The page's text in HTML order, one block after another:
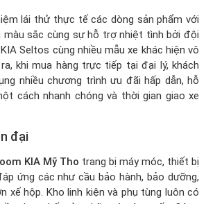
lái thử thực tế các dòng sản phẩm với
màu sắc cùng sự hỗ trợ nhiệt tình bởi đội
Seltos cùng nhiều mẫu xe khác hiện vô
khi mua hàng trực tiếp tại đại lý, khách
nhiều chương trình ưu đãi hấp dẫn, hỗ
cách nhanh chóng và thời gian giao xe
đại
KIA Mỹ Tho trang bị máy móc, thiết bị
ứng các như cầu bảo hành, bảo dưỡng,
xế hộp. Kho linh kiện và phụ tùng luôn có